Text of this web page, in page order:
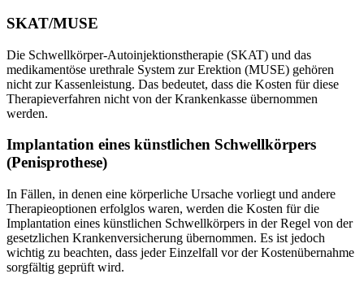
SKAT/MUSE
Die Schwellkörper-Autoinjektionstherapie (SKAT) und das
medikamentöse urethrale System zur Erektion (MUSE) gehören
nicht zur Kassenleistung. Das bedeutet, dass die Kosten für diese
Therapieverfahren nicht von der Krankenkasse übernommen
werden.
Implantation eines künstlichen Schwellkörpers
(Penisprothese)
In Fällen, in denen eine körperliche Ursache vorliegt und andere
Therapieoptionen erfolglos waren, werden die Kosten für die
Implantation eines künstlichen Schwellkörpers in der Regel von der
gesetzlichen Krankenversicherung übernommen. Es ist jedoch
wichtig zu beachten, dass jeder Einzelfall vor der Kostenübernahme
sorgfältig geprüft wird.